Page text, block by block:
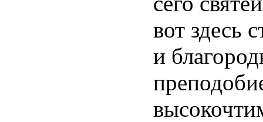
вот здесь
и